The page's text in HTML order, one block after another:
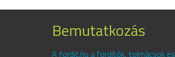
Bemutatkozás
A fordit.hu a fordítók, tolmácsok és